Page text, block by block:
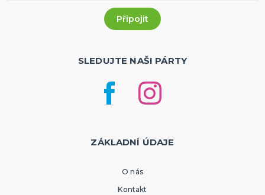
SLEDUJTE NAŠI PÁRTY
ZÁKLADNÍ ÚDAJE
O nás
Kontakt